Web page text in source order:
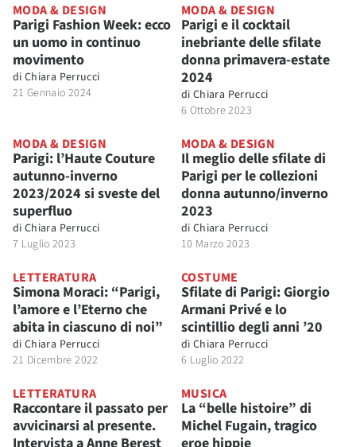
MODA & DESIGN
Parigi Fashion Week: ecco
un uomo in continuo
movimento
di Chiara Perrucci
21 Gennaio 2024
MODA & DESIGN
Parigi e il cocktail
inebriante delle sfilate
donna primavera-estate
2024
di Chiara Perrucci
6 Ottobre 2023
MODA & DESIGN
Parigi: l’Haute Couture
autunno-inverno
2023/2024 si sveste del
superfluo
di Chiara Perrucci
7 Luglio 2023
MODA & DESIGN
Il meglio delle sfilate di
Parigi per le collezioni
donna autunno/inverno
2023
di Chiara Perrucci
10 Marzo 2023
LETTERATURA
Simona Moraci: “Parigi,
l’amore e l’Eterno che
abita in ciascuno di noi”
di Chiara Perrucci
21 Dicembre 2022
COSTUME
Sfilate di Parigi: Giorgio
Armani Privé e lo
scintillio degli anni ’20
di Chiara Perrucci
6 Luglio 2022
LETTERATURA
Raccontare il passato per
avvicinarsi al presente.
MUSICA
La “belle histoire” di
Michel Fugain, tragico